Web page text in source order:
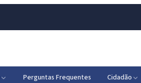
Perguntas Frequentes Cidadão